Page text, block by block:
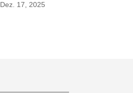
Dez. 17, 2025